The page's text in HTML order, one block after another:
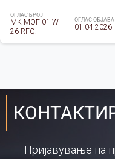
ОГЛАС БРОЈ
MK-MOF-01-W-
26-RFQ.
ОГЛАС ОБЈАВА
01.04.2026
Пријавување на